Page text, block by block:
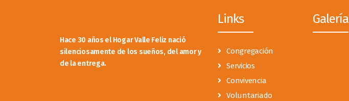
Hace 30 años el Hogar Valle Feliz nació
silenciosamente de los sueños, del amor y
de la entrega.
Links
Congregación
Servicios
Convivencia
Voluntariado
Galería